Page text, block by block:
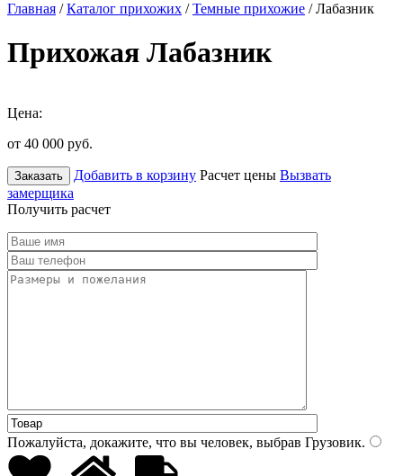
Главная /Каталог прихожих /Темные прихожие / Лабазник
Прихожая Лабазник
Цена:
от 40 000 руб.
Заказать Добавить в корзину Расчет цены Вызвать
замерщика
Получить расчет
Пожалуйста, докажите, что вы человек, выбрав Грузовик.